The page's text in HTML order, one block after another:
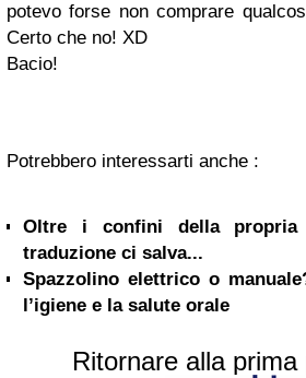
potevo forse non comprare
Certo che no! XD
Bacio!
Potrebbero interessarti anche :
Oltre i confini della
traduzione ci salva...
Spazzolino elettrico o
l’igiene e la salute orale
Ritornare alla prima